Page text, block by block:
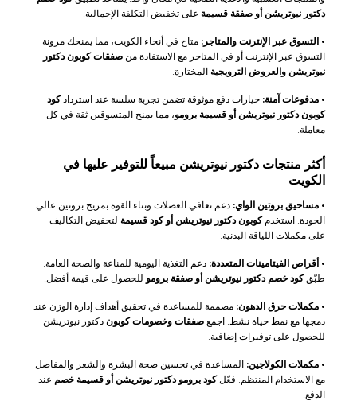
دكتور نيوتريشن أو صفقة قسيمة على تخفيض التكلفة الإجمالية.
• التسوق عبر الإنترنت والمتاجر: متاح في أنحاء الكويت، مما يمنحك مرونة
التسوق عبر الإنترنت أو في المتاجر مع الاستفادة من صفقات كوبون دكتور
نيوتريشن والعروض الترويجية المختارة.
• مدفوعات آمنة: خيارات دفع موثوقة تضمن تجربة سلسة عند استردادكود
كوبون دكتور نيوتريشن أو قسيمة برومو، مما يمنح المتسوقين ثقة في كل
معاملة.
أكثر منتجات دكتور نيوتريشن مبيعاً للتوفير عليها في
الكويت
• مساحيق بروتين الواي: دعم تعافي العضلات وبناء القوة بمزيج بروتين عالي
الجودة. استخدمكوبون دكتور نيوتريشن أو كود قسيمة لتخفيض التكاليف
على مكملات اللياقة البدنية.
• أقراص الفيتامينات المتعددة: دعم التغذية اليومية للمناعة والصحة العامة.
طبّقكود خصم دكتور نيوتريشن أو صفقة برومو للحصول على قيمة أفضل.
• مكملات حرق الدهون: مصممة للمساعدة في تحقيق أهداف إدارة الوزن عند
دمجها مع نمط حياة نشط. اجمع صفقات وخصومات كوبون دكتور نيوتريشن
للحصول على توفيرات إضافية.
• مكملات الكولاجين: المساعدة في تحسين صحة البشرة والشعر والمفاصل
مع الاستخدام المنتظم. فعّلكود برومو دكتور نيوتريشن أو قسيمة خصم عند
الدفع.